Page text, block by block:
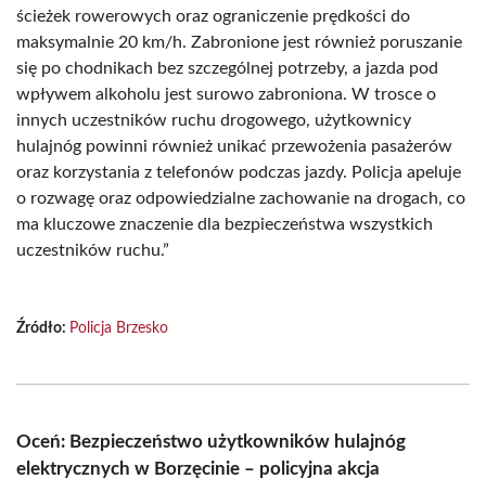
ścieżek rowerowych oraz ograniczenie prędkości do
maksymalnie 20 km/h. Zabronione jest również poruszanie
się po chodnikach bez szczególnej potrzeby, a jazda pod
wpływem alkoholu jest surowo zabroniona. W trosce o
innych uczestników ruchu drogowego, użytkownicy
hulajnóg powinni również unikać przewożenia pasażerów
oraz korzystania z telefonów podczas jazdy. Policja apeluje
o rozwagę oraz odpowiedzialne zachowanie na drogach, co
ma kluczowe znaczenie dla bezpieczeństwa wszystkich
uczestników ruchu.”
Źródło: Policja Brzesko
Oceń: Bezpieczeństwo użytkowników hulajnóg
elektrycznych w Borzęcinie – policyjna akcja